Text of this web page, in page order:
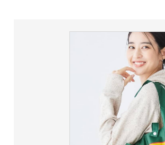
製造業のIT導入・活用を支援
モノづくり技術者専門サイト
エレクトロニクス専門サイト
電子設計の基本と応用